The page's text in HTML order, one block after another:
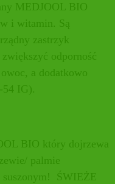
MEDJOOL BIO
i witamin. Są
zastrzyk
odporność
a dodatkowo
IG).
BIO który dojrzewa
palmie
ŚWIEŻE